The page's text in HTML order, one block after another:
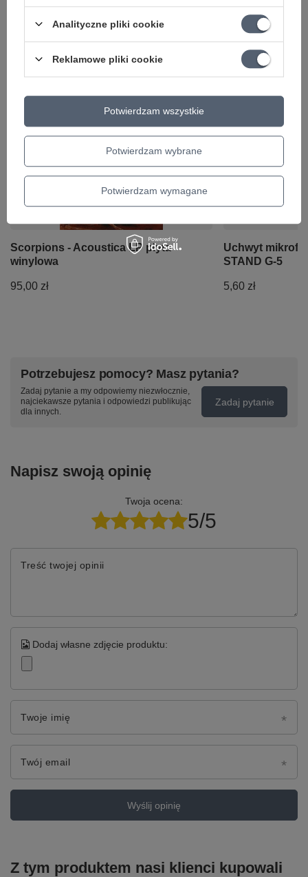
Symbol True Bypass Wah-Pad (TBWP)
KATEGORIA EFEKTY GITAROWE
Parametry bezpieczeństwa
Ciekawostki do gitary
Scorpions - Acoustica LP płyta
winylowa
95,00 zł
Uchwyt
STAND G-5
5,60 zł
Potrzebujesz pomocy? Masz pytania?
Zadaj pytanie a my odpowiemy niezwłocznie,
najciekawsze pytania i odpowiedzi publikując
dla innych.
Zadaj pytanie
Napisz swoją opinię
Twoja ocena:
5/5
Treść twojej opinii
Dodaj własne zdjęcie produktu:
Twoje imię
Twój email
Wyślij opinię
Z tym produktem nasi klienci kupowali
Analityczne pliki cookie
Reklamowe pliki cookie
Potwierdzam wybrane
Potwierdzam wymagane
Potwierdzam wszystkie